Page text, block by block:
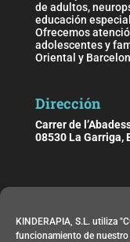
KINDERAPIA, S.L. utiliza
funcionamiento de
de adultos,
educación
Ofrecemos
adolescentes y
Oriental y
Dirección
Carrer de
08530 La Garriga,
De lunes a viernes